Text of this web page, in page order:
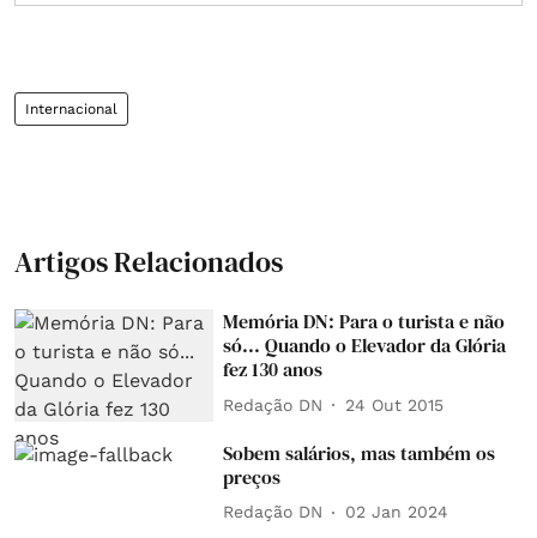
Internacional
Artigos Relacionados
Memória DN: Para o turista e não
só... Quando o Elevador da Glória
fez 130 anos
Redação DN 24 Out 2015
Sobem salários, mas também os
preços
Redação DN 02 Jan 2024